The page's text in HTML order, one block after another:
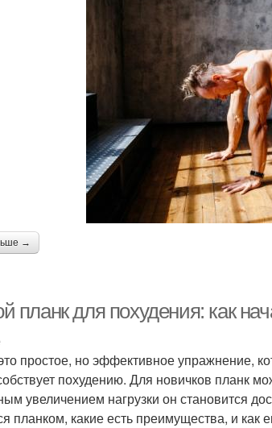
→
планк для похудения: как
простое, но эффективное упражнение,
похудению. Для новичков планк
увеличением нагрузки он становится
планком, какие есть преимущества, и как